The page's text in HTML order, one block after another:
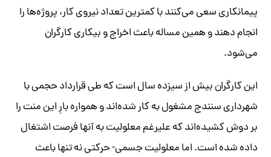
پیمانکاری سعی می‌کنند با کمترین تعداد نیروی کار، پروژه‌ها را
انجام دهند و همین مساله باعث اخراج و بیکاری کارگران
می‌شود.
این کارگران بیش از سیزده سال است که طی قرارداد حجمی با
شهرداری سنندج مشغول به کار شده‌اند و همواره بارِ این منت را
بر دوش کشیده‌اند که علیرغم معلولیت به آنها فرصت اشتغال
داده شده است. اما معلولیت جسمی- حرکتی نه تنها باعث